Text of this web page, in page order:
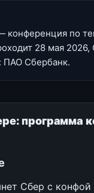
конференция по
28 мая 2026,
ПАО Сбербанк.
программа
Сбер с конфой